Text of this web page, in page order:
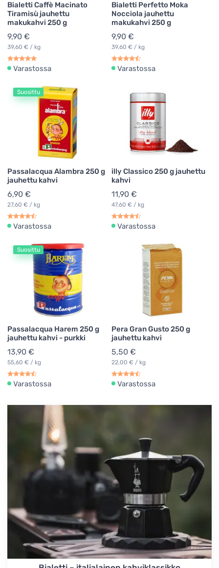
Bialetti Caffè Macinato
Tiramisù jauhettu
makukahvi 250 g
9,90 €
39,60 € / kg
Varastossa
Bialetti Perfetto Moka
Nocciola jauhettu
makukahvi 250 g
9,90 €
39,60 € / kg
Varastossa
Suosittu
Passalacqua Alambra 250 g
jauhettu kahvi
6,90 €
27,60 € / kg
Varastossa
illy Classico 250 g jauhettu
kahvi
11,90 €
47,60 € / kg
Varastossa
Suosittu
Passalacqua Harem 250 g
jauhettu kahvi - purkki
13,90 €
55,60 € / kg
Varastossa
Pera Gran Gusto 250 g
jauhettu kahvi
5,50 €
22,00 € / kg
Varastossa